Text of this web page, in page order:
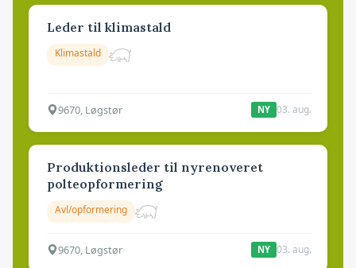
Leder til klimastald
Klimastald
9670, Løgstør NY 03. aug.
Produktionsleder til nyrenoveret
polteopformering
Avl/opformering
9670, Løgstør NY 03. aug.